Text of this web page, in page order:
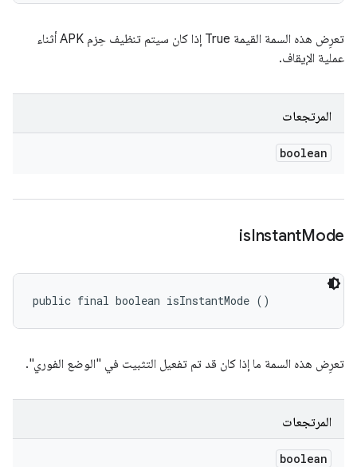
تعرِض هذه السمة القيمة True إذا كان سيتم تنظيف حِزم APK أثناء
عملية الإيقاف.
المرتجعات
boolean
isInstantMode
public final boolean isInstantMode ()
تعرِض هذه السمة ما إذا كان قد تم تفعيل التثبيت في "الوضع الفوري".
المرتجعات
boolean